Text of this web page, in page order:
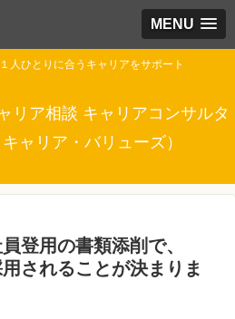
MENU
人ひとりに合うキャリアをサポート
リア相談 キャリアコンサルタ
ャリア・バリューズ）
登用の書類添削で、
用されることが決まりま